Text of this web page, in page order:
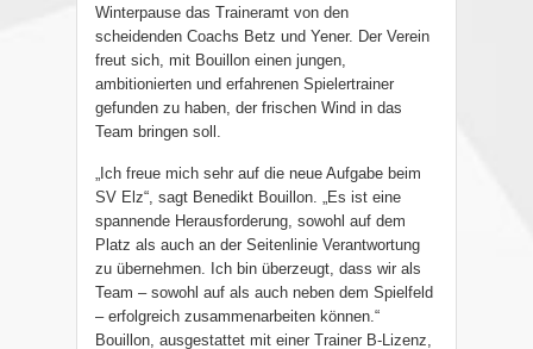
Winterpause das Traineramt von den
scheidenden Coachs Betz und Yener. Der Verein
freut sich, mit Bouillon einen jungen,
ambitionierten und erfahrenen Spielertrainer
gefunden zu haben, der frischen Wind in das
Team bringen soll.
„Ich freue mich sehr auf die neue Aufgabe beim
SV Elz“, sagt Benedikt Bouillon. „Es ist eine
spannende Herausforderung, sowohl auf dem
Platz als auch an der Seitenlinie Verantwortung
zu übernehmen. Ich bin überzeugt, dass wir als
Team – sowohl auf als auch neben dem Spielfeld
– erfolgreich zusammenarbeiten können.“
Bouillon, ausgestattet mit einer Trainer B-Lizenz,